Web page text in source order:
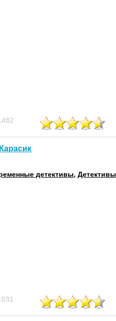
детективы,Детективы